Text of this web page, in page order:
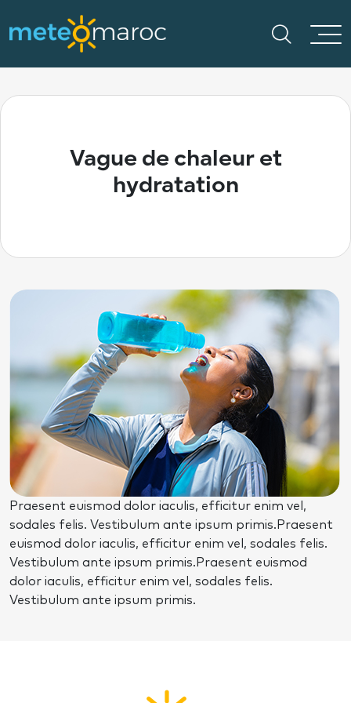
Vague de chaleur et
hydratation
Praesent euismod dolor iaculis, efficitur enim vel,
sodales felis. Vestibulum ante ipsum primis.Praesent
euismod dolor iaculis, efficitur enim vel, sodales felis.
Vestibulum ante ipsum primis.Praesent euismod
dolor iaculis, efficitur enim vel, sodales felis.
Vestibulum ante ipsum primis.